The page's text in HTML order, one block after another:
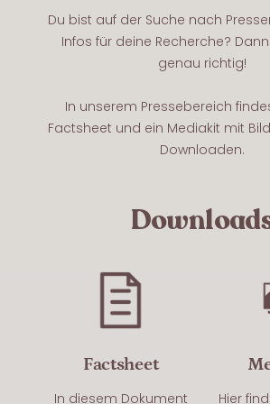
Du bist auf der Suche nach
Infos für deine Recherche?
genau richtig!
In unserem Pressebereich
Factsheet und ein Mediakit mit
Downloaden.
Factsheet
In diesem Dokument
Hier